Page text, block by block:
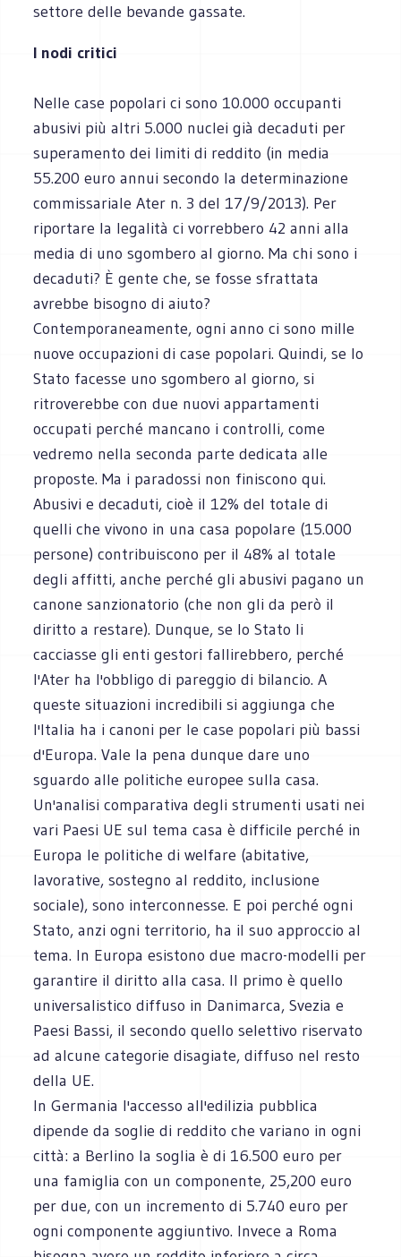
settore delle bevande gassate.
I nodi critici
Nelle case popolari ci sono 10.000 occupanti
abusivi più altri 5.000 nuclei già decaduti per
superamento dei limiti di reddito (in media
55.200 euro annui secondo la determinazione
commissariale Ater n. 3 del 17/9/2013). Per
riportare la legalità ci vorrebbero 42 anni alla
media di uno sgombero al giorno. Ma chi sono i
decaduti? È gente che, se fosse sfrattata
avrebbe bisogno di aiuto?
Contemporaneamente, ogni anno ci sono mille
nuove occupazioni di case popolari. Quindi, se lo
Stato facesse uno sgombero al giorno, si
ritroverebbe con due nuovi appartamenti
occupati perché mancano i controlli, come
vedremo nella seconda parte dedicata alle
proposte. Ma i paradossi non finiscono qui.
Abusivi e decaduti, cioè il 12% del totale di
quelli che vivono in una casa popolare (15.000
persone) contribuiscono per il 48% al totale
degli affitti, anche perché gli abusivi pagano un
canone sanzionatorio (che non gli da però il
diritto a restare). Dunque, se lo Stato li
cacciasse gli enti gestori fallirebbero, perché
l'Ater ha l'obbligo di pareggio di bilancio. A
queste situazioni incredibili si aggiunga che
l'Italia ha i canoni per le case popolari più bassi
d'Europa. Vale la pena dunque dare uno
sguardo alle politiche europee sulla casa.
Un'analisi comparativa degli strumenti usati nei
vari Paesi UE sul tema casa è difficile perché in
Europa le politiche di welfare (abitative,
lavorative, sostegno al reddito, inclusione
sociale), sono interconnesse. E poi perché ogni
Stato, anzi ogni territorio, ha il suo approccio al
tema. In Europa esistono due macro-modelli per
garantire il diritto alla casa. Il primo è quello
universalistico diffuso in Danimarca, Svezia e
Paesi Bassi, il secondo quello selettivo riservato
ad alcune categorie disagiate, diffuso nel resto
della UE.
In Germania l'accesso all'edilizia pubblica
dipende da soglie di reddito che variano in ogni
città: a Berlino la soglia è di 16.500 euro per
una famiglia con un componente, 25,200 euro
per due, con un incremento di 5.740 euro per
ogni componente aggiuntivo. Invece a Roma